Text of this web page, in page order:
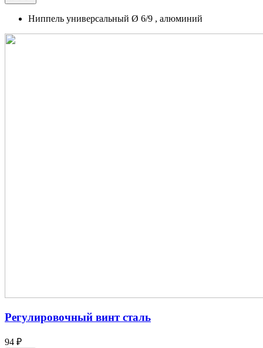
Ниппель универсальный Ø 6/9 , алюминий
Регулировочный винт сталь
94 ₽